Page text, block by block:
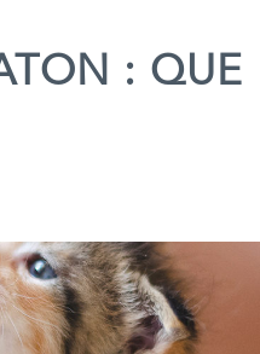
: QUE